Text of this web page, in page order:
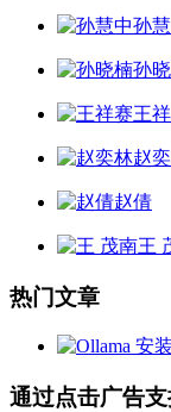
孙
孙
王
赵
赵倩
王
热门文章
通过点击广告